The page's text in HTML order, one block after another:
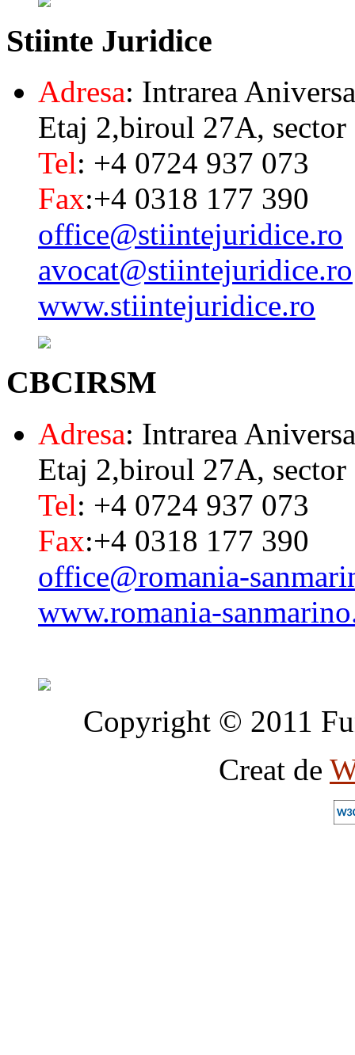
Stiinte Juridice
Adresa: Intrarea
Etaj 2,biroul 27A, sector
Tel: +4 0724 937 073
Fax:+4 0318 177 390
office@stiintejuridice.ro
avocat@stiintejuridice.ro
www.stiintejuridice.ro
CBCIRSM
Adresa: Intrarea
Etaj 2,biroul 27A, sector
Tel: +4 0724 937 073
Fax:+4 0318 177 390
office@romania-
www.romania-
Copyright © 2011
Creat de